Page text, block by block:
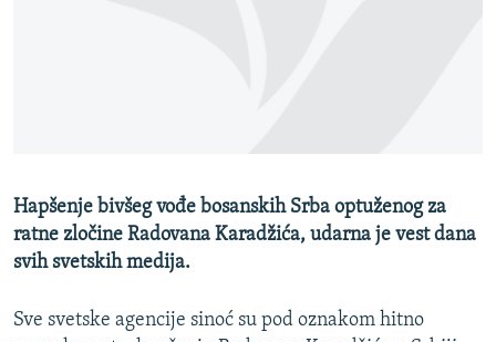
POPLAVE I KLIZIŠTA U BIH 2024.
TV LIBERTY
Sve RFE/RL stranice
Hapšenje bivšeg vođe bosanskih Srba optuženog za
ratne zločine Radovana Karadžića, udarna je vest dana
svih svetskih medija.
Sve svetske agencije sinoć su pod oznakom hitno